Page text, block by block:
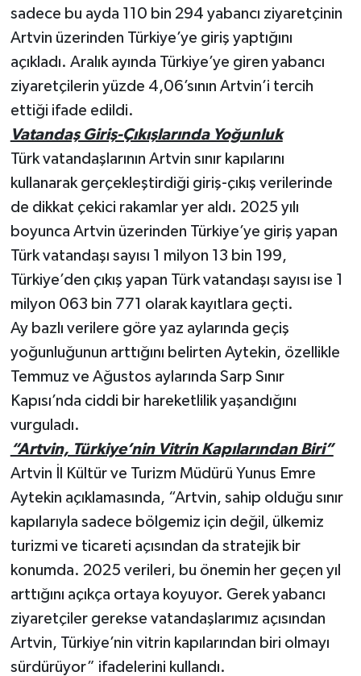
sadece bu ayda 110 bin 294 yabancı ziyaretçinin
Artvin üzerinden Türkiye’ye giriş yaptığını
açıkladı. Aralık ayında Türkiye’ye giren yabancı
ziyaretçilerin yüzde 4,06’sının Artvin’i tercih
ettiği ifade edildi.
Vatandaş Giriş-Çıkışlarında Yoğunluk
Türk vatandaşlarının Artvin sınır kapılarını
kullanarak gerçekleştirdiği giriş-çıkış verilerinde
de dikkat çekici rakamlar yer aldı. 2025 yılı
boyunca Artvin üzerinden Türkiye’ye giriş yapan
Türk vatandaşı sayısı 1 milyon 13 bin 199,
Türkiye’den çıkış yapan Türk vatandaşı sayısı ise 1
milyon 063 bin 771 olarak kayıtlara geçti.
Ay bazlı verilere göre yaz aylarında geçiş
yoğunluğunun arttığını belirten Aytekin, özellikle
Temmuz ve Ağustos aylarında Sarp Sınır
Kapısı’nda ciddi bir hareketlilik yaşandığını
vurguladı.
“Artvin, Türkiye’nin Vitrin Kapılarından Biri”
Artvin İl Kültür ve Turizm Müdürü Yunus Emre
Aytekin açıklamasında, “Artvin, sahip olduğu sınır
kapılarıyla sadece bölgemiz için değil, ülkemiz
turizmi ve ticareti açısından da stratejik bir
konumda. 2025 verileri, bu önemin her geçen yıl
arttığını açıkça ortaya koyuyor. Gerek yabancı
ziyaretçiler gerekse vatandaşlarımız açısından
Artvin, Türkiye’nin vitrin kapılarından biri olmayı
sürdürüyor” ifadelerini kullandı.